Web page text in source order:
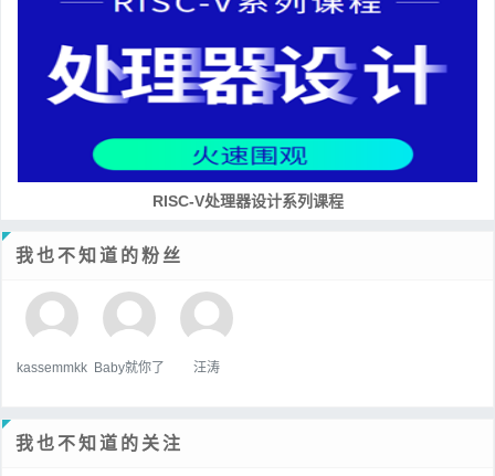
RISC-V处理器设计系列课程
我也不知道的粉丝
kassemmkk Baby就你了 汪涛
我也不知道的关注